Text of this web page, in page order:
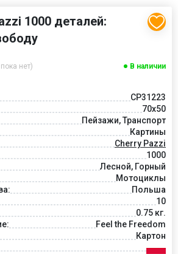
1000 деталей:
нет) В наличии
CP31223
70x50
Пейзажи, Транспорт
Картины
Cherry Pazzi
1000
Лесной, Горный
Мотоциклы
Польша
10
0.75 кг.
Feel the Freedom
Картон